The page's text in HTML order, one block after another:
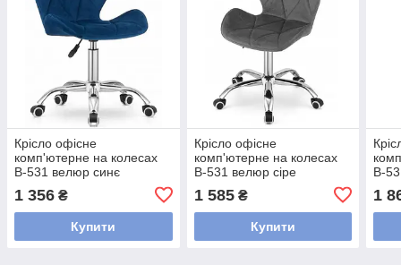
Крісло офісне
комп'ютерне на колесах
B-531 велюр синє
1 356 ₴
Купити
Крісло офісне
комп'ютерне на колесах
B-531 велюр сіре
1 585₴
Купити
B-
120
1